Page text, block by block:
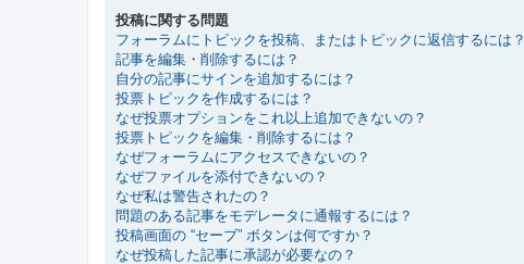
投稿に関する問題
フォーラムにトピックを投稿、またはトピックに返信するには？
記事を編集・削除するには？
自分の記事にサインを追加するには？
投票トピックを作成するには？
なぜ投票オプションをこれ以上追加できないの？
投票トピックを編集・削除するには？
なぜフォーラムにアクセスできないの？
なぜファイルを添付できないの？
なぜ私は警告されたの？
問題のある記事をモデレータに通報するには？
投稿画面の “セーブ” ボタンは何ですか？
なぜ投稿した記事に承認が必要なの？